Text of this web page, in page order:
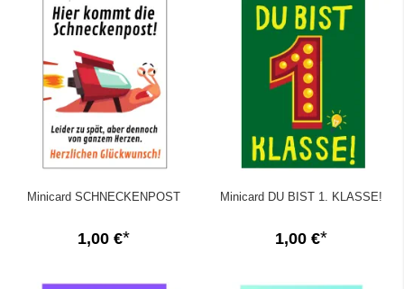
Minicard SCHNECKENPOST
1,00 €
Minicard DU BIST 1. KLASSE!
1,00 €